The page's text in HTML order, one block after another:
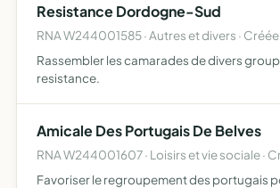
Resistance Dordogne-Sud
RNA W244001585 · Autres et divers ·
Rassembler les camarades de divers
resistance.
Amicale Des Portugais De Belves
RNA W244001607 · Loisirs et vie sociale ·
Favoriser le regroupement des portugais